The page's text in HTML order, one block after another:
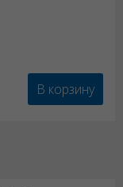
В корзину